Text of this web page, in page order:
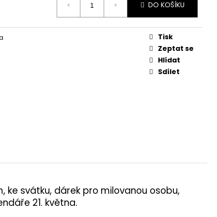
DO KOŠÍKU
Tisk
Zeptat se
Hlídat
Sdílet
svátku, dárek pro milovanou osobu,
21. května.